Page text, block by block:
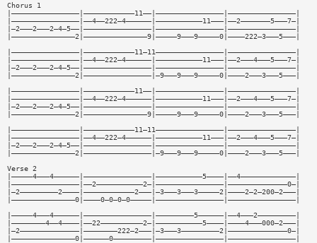
Chorus 1
|————————————————|————————————11——|————————————————|————————————————|
|————————————————|——4——222—4——————|———————————11———|——2———————5———7—|
|—2———2———2—4—5——|————————————————|————————————————|————————————————|
|———————————————2|———————————————9|—————9———9—————0|————222—3———5———|
|————————————————|————————————11—11————————————————|————————————————|
|————————————————|——4——222—4——————|———————————11———|——2———4———5———7—|
|—2———2———2—4—5——|————————————————|————————————————|————————————————|
|———————————————2|————————————————|—9———9———9—————0|————2———3———5———|
|————————————————|————————————11——|————————————————|————————————————|
|————————————————|——4——222—4——————|———————————11———|——2———4———5———7—|
|—2———2———2—4—5——|————————————————|————————————————|————————————————|
|———————————————2|———————————————9|—————9———9—————0|————2———3———5———|
|————————————————|————————————11—11————————————————|————————————————|
|————————————————|——4——222—4——————|———————————11———|——2———4———5———7—|
|—2———2———2—4—5——|————————————————|————————————————|————————————————|
|———————————————2|————————————————|—9———9———9—————0|————2———3———5———|
Verse 2
|—————4———4——————|————————————————|———————————5————|——4—————————————|
|————————————————|——2———————————2—|————————————————|——————————————0—|
|—2—————————2————|————————————2———|—3———3———3—————2|————2—2—200—2———|
|———————————————0|————0—0—0—0—————|————————————————|————————————————|
|—————4———4——————|————————————————|—————————5——————|——4———2—————————|
|————————4——4————|——22——————————2—|———————————5————|————4———000—2———|
|—2——————————————|————————222—2———|—3———3—————————2|——————————————0—|
|———————————————0|——————0—————————|————————————————|————————————————|